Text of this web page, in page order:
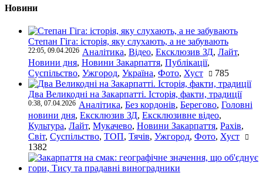
Новини
Степан Гіга: історія, яку слухають, а не забувають
22:05, 09.04.2026 Аналітика, Відео, Ексклюзив ЗД, Лайт,
Новини дня, Новини Закарпаття, Публікації,
Суспільство, Ужгород, Україна, Фото, Хуст 785
Два Великодні на Закарпатті. Історія, факти, традиції
0:38, 07.04.2026 Аналітика, Без кордонів, Берегово, Головні
новини дня, Ексклюзив ЗД, Ексклюзивне відео,
Культура, Лайт, Мукачево, Новини Закарпаття, Рахів,
Світ, Суспільство, ТОП, Тячів, Ужгород, Фото, Хуст
1382